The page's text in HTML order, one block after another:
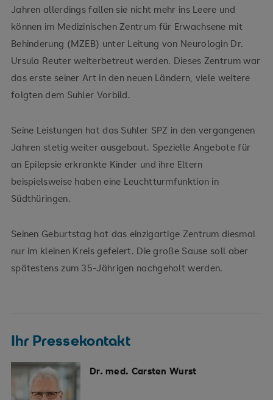
Jahren allerdings fallen sie nicht mehr ins Leere und
können im Medizinischen Zentrum für Erwachsene mit
Behinderung (MZEB) unter Leitung von Neurologin Dr.
Ursula Reuter weiterbetreut werden. Dieses Zentrum war
das erste seiner Art in den neuen Ländern, viele weitere
folgten dem Suhler Vorbild.
Seine Leistungen hat das Suhler SPZ in den vergangenen
Jahren stetig weiter ausgebaut. Spezielle Angebote für
an Epilepsie erkrankte Kinder und ihre Eltern
beispielsweise haben eine Leuchtturmfunktion in
Südthüringen.
Seinen Geburtstag hat das einzigartige Zentrum diesmal
nur im kleinen Kreis gefeiert. Die große Sause soll aber
spätestens zum 35-Jährigen nachgeholt werden.
Ihr Pressekontakt
Dr. med. Carsten Wurst